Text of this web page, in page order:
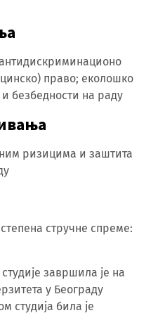
право; еколошко
безбедности на раду
ризицима и заштита
стручне спреме:
завршила је на
у Београду
студија била је